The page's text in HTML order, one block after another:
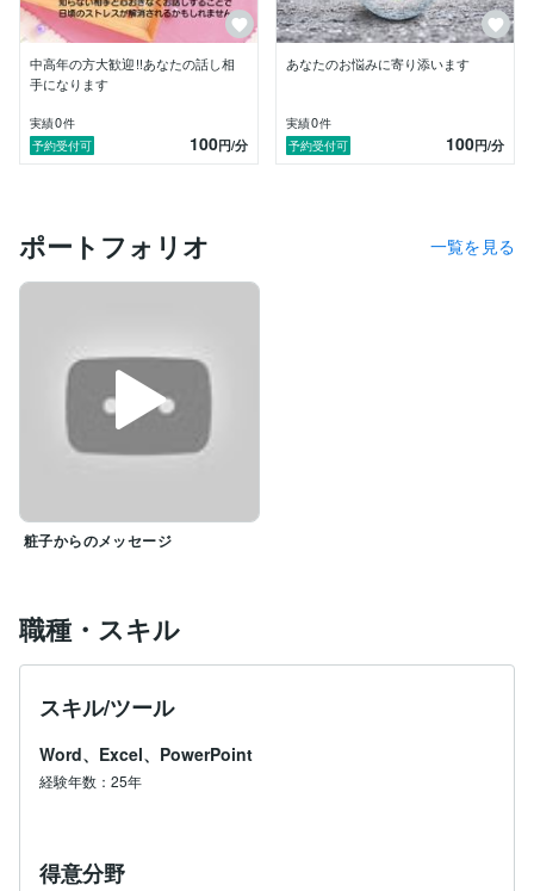
員、
PCインストラクター、選挙のウグイス嬢、結婚式の
司会、
不動産会社の事務（宅建士取得済み）、派遣社員、
夫との別居、流産　などなど。
中高年の方大歓迎!!あなたの話し相
手になります
実績0件
予約受付可
100円/分
あなたのお悩みに寄り添います
実績0件
予約受付可
100円/分
ポートフォリオ 一覧を見る
粧子からのメッセージ
職種・スキル
スキル/ツール
Word、Excel、PowerPoint
経験年数：25年
得意分野